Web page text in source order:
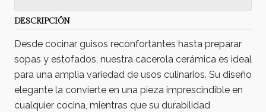
DESCRIPCIÓN
Desde cocinar guisos reconfortantes hasta preparar
sopas y estofados, nuestra cacerola cerámica es ideal
para una amplia variedad de usos culinarios. Su diseño
elegante la convierte en una pieza imprescindible en
cualquier cocina, mientras que su durabilidad